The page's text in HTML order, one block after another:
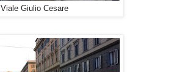
Viale Giulio Cesare